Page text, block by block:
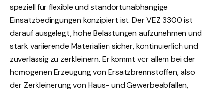
speziell für flexible und standortunabhängige
Einsatzbedingungen konzipiert ist. Der VEZ 3300 ist
darauf ausgelegt, hohe Belastungen aufzunehmen und
stark variierende Materialien sicher, kontinuierlich und
zuverlässig zu zerkleinern. Er kommt vor allem bei der
homogenen Erzeugung von Ersatzbrennstoffen, also
der Zerkleinerung von Haus- und Gewerbeabfällen,